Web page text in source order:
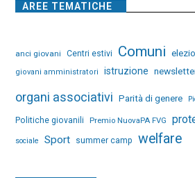
AREE TEMATICHE
anci giovani Centri estivi Comuni
giovani amministratori istruzione
organi associativi Parità di genere
Politiche giovanili Premio NuovaPA FVG
sociale Sport summer camp welfare